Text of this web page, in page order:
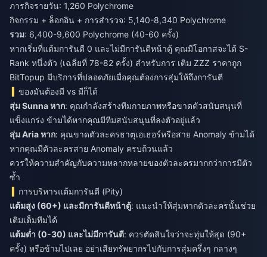
ภารกิจรายวัน: 1,260 Polychrome
กิจกรรม + ล็อกอิน + การสำรวจ: 5,140-8,340 Polychrome
รวม: 6,400-9,600 Polychrome (40-60 ครั้ง)
หากเริ่มที่แต้มการันตี 0 และไม่มีการันตีหน้าตู้ คุณมีโอกาสจะได้ S-
Rank หนึ่งตัว (เฉลี่ยที่ 78-82 ครั้ง) สำหรับการ เติม ZZZ ราคาถูก
BitTopup มีบริการที่ปลอดภัยเมื่อคุณต้องการสุ่มให้ถึงการันตี
ของมันต้องมี vs มีก็ได้
สุ่ม Sunna หาก: คุณกำลังสร้างทีมกายภาพหรือขาดตัวสนับสนุนที่
แข็งแกร่ง ข้ามได้หากคุณมีทีมสนับสนุนที่ลงตัวอยู่แล้ว
สุ่ม Aria หาก: คุณขาดตัวละครธาตุเอเธอร์หรือสาย Anomaly ข้ามได้
หากคุณมีตัวละครสาย Anomaly ครบถ้วนแล้ว
ควรให้ความสำคัญกับความหลากหลายของตัวละครมากกว่าการมีตัว
ซ้ำ
การบริหารแต้มการันตี (Pity)
แต้มสูง (60+) และมีการันตีหน้าตู้: แนะนำให้สุ่มหากตัวละครนั้นช่วย
เติมเต็มทีมได้
แต้มต่ำ (0-30) และไม่มีการันตี: ควรตัดสินใจว่าจะทุ่มให้สุด (90+
ครั้ง) หรือข้ามไปเลย อย่าเสียทรัพยากรไปกับการสุ่มครึ่งๆ กลางๆ